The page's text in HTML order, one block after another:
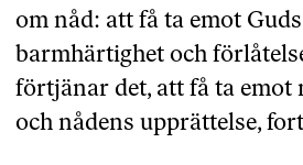
om nåd: att få ta emot
barmhärtighet och
förtjänar det, att få ta emot
och nådens upprättelse,